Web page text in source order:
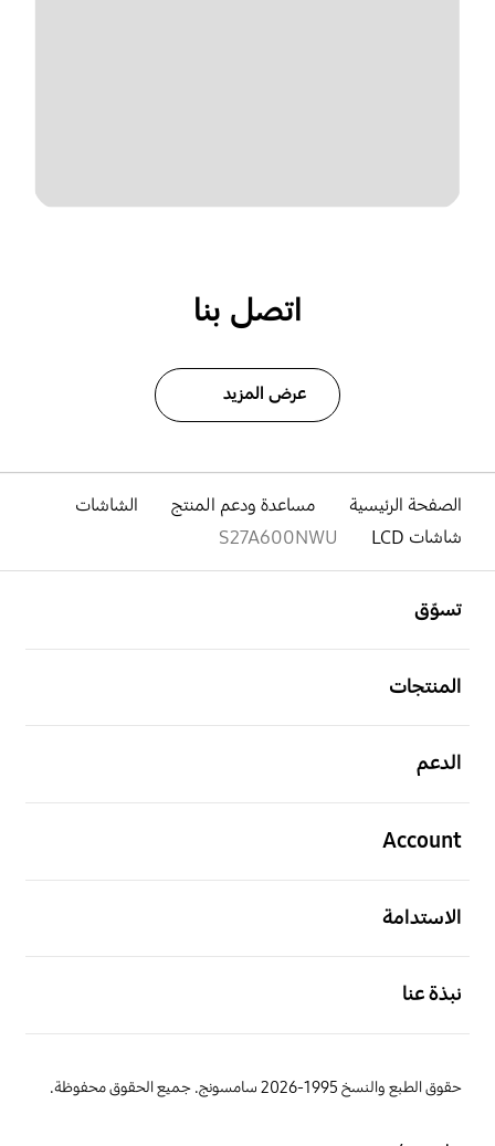
اتصل بنا
عرض المزيد
الصفحة الرئيسية مساعدة ودعم المنتج
الشاشات
شاشات LCD
S27A600NWU
تسوّق
المنتجات
الدعم
Account
الاستدامة
نبذة عنا
حقوق الطبع والنسخ 1995-2026 سامسونج. جميع الحقوق محفوظة.